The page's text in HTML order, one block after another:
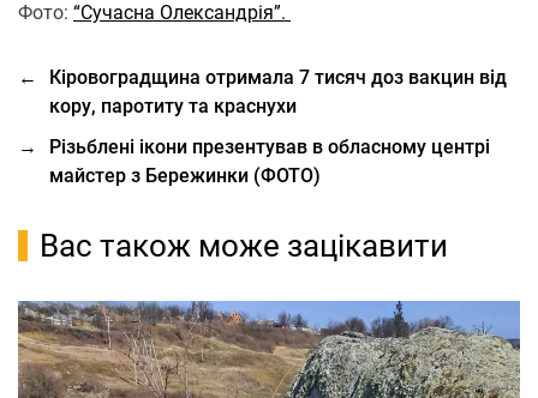
Фото: “Сучасна Олександрія”.
←
Кіровоградщина отримала 7 тисяч доз вакцин від
кору, паротиту та краснухи
→
Різьблені ікони презентував в обласному центрі
майстер з Бережинки (ФОТО)
Вас також може зацікавити